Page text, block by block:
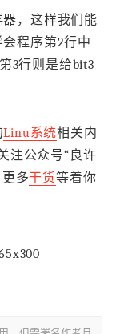
，这样我们能
程序第2行中
3行则是给bit3
Linu系统相关内
注公众号“良许
多干货等着你